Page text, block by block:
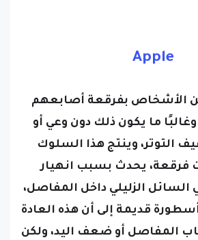
Apple
الأشخاص بفرقعة أصابعهم
ما يكون ذلك دون وعي أو
التوتر، وينتج هذا السلوك
فرقعة، يحدث بسبب انهيار
السائل الزليلي داخل المفاصل،
قديمة إلى أن هذه العادة
المفاصل أو ضعف اليد، ولكن